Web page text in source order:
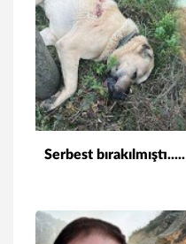
Serbest bırakılmıştı.....